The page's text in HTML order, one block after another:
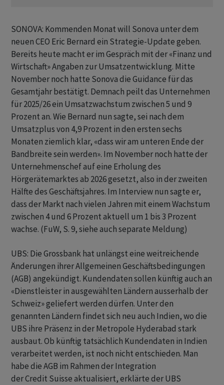
SONOVA: Kommenden Monat will Sonova unter dem
neuen CEO Eric Bernard ein Strategie-Update geben.
Bereits heute macht er im Gespräch mit der «Finanz und
Wirtschaft» Angaben zur Umsatzentwicklung. Mitte
November noch hatte Sonova die Guidance für das
Gesamtjahr bestätigt. Demnach peilt das Unternehmen
für 2025/26 ein Umsatzwachstum zwischen 5 und 9
Prozent an. Wie Bernard nun sagte, sei nach dem
Umsatzplus von 4,9 Prozent in den ersten sechs
Monaten ziemlich klar, «dass wir am unteren Ende der
Bandbreite sein werden». Im November noch hatte der
Unternehmenschef auf eine Erholung des
Hörgerätemarktes ab 2026 gesetzt, also in der zweiten
Hälfte des Geschäftsjahres. Im Interview nun sagte er,
dass der Markt nach vielen Jahren mit einem Wachstum
zwischen 4 und 6 Prozent aktuell um 1 bis 3 Prozent
wachse. (FuW, S. 9, siehe auch separate Meldung)
UBS: Die Grossbank hat unlängst eine weitreichende
Änderungen ihrer Allgemeinen Geschäftsbedingungen
(AGB) angekündigt. Kundendaten sollen künftig auch an
«Dienstleister in ausgewählten Ländern ausserhalb der
Schweiz» geliefert werden dürfen. Unter den
genannten Ländern findet sich neu auch Indien, wo die
UBS ihre Präsenz in der Metropole Hyderabad stark
ausbaut. Ob künftig tatsächlich Kundendaten in Indien
verarbeitet werden, ist noch nicht entschieden. Man
habe die AGB im Rahmen der Integration
der Credit Suisse aktualisiert, erklärte der UBS